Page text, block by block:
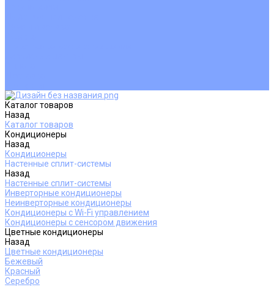
Каталог товаров
Назад
Каталог товаров
Кондиционеры
Назад
Кондиционеры
Настенные сплит-системы
Назад
Настенные сплит-системы
Инверторные кондиционеры
Неинверторные кондиционеры
Кондиционеры с Wi-Fi управлением
Кондиционеры с сенсором движения
Цветные кондиционеры
Назад
Цветные кондиционеры
Бежевый
Красный
Серебро